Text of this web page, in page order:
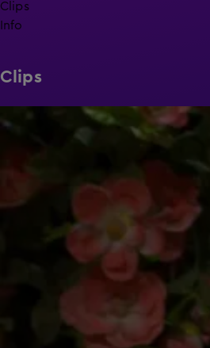
Clips
Info
Clips